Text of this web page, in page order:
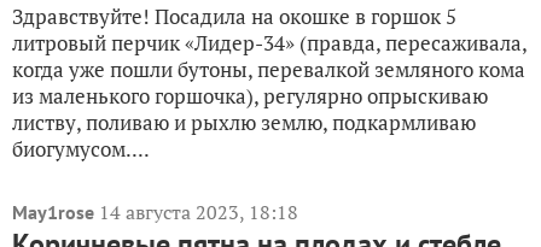
Здравствуйте! Посадила на окошке в горшок 5
литровый перчик «Лидер-34» (правда, пересаживала,
когда уже пошли бутоны, перевалкой земляного кома
из маленького горшочка), регулярно опрыскиваю
листву, поливаю и рыхлю землю, подкармливаю
биогумусом....
May1rose 14 августа 2023, 18:18